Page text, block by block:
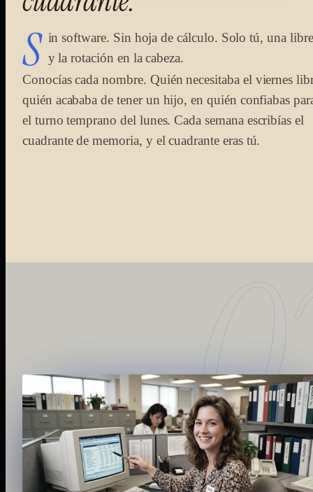
S in software. Sin hoja de cálculo. Solo tú, una
y la rotación en la cabeza.
Conocías cada nombre. Quién necesitaba el viernes
quién acababa de tener un hijo, en quién confiabas
el turno temprano del lunes. Cada semana escribías el
cuadrante de memoria, y el cuadrante eras tú.